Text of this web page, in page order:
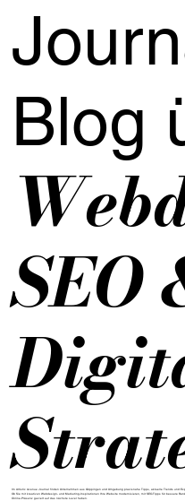
Blog
SEO
Im Artistic Avenue Journal finden Unternehmen aus Göppingen und Umgebung praxisnahe Tipps, aktuelle Trends und
Ob Sie mit kreativen Webdesign- und Marketing-Inspirationen Ihre Website modernisieren, mit SEO-Tipps für bessere
Online-Präsenz gezielt auf das nächste Level heben.